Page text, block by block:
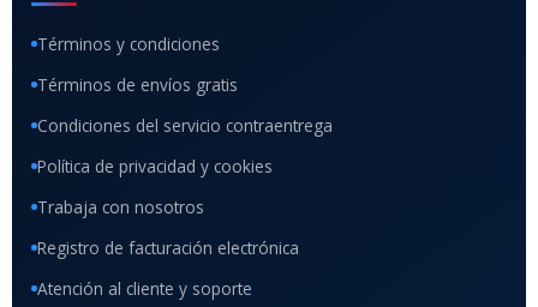
Términos y condiciones
Términos de envíos gratis
Condiciones del servicio contraentrega
Política de privacidad y cookies
Trabaja con nosotros
Registro de facturación electrónica
Atención al cliente y soporte